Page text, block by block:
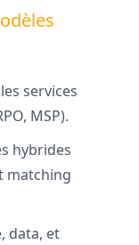
services
MSP).
hybrides
matching
data, et